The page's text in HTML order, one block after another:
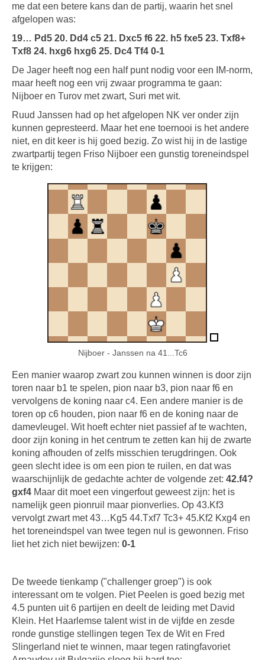
me dat een betere kans dan de partij, waarin het snel
afgelopen was:
19… Pd5 20. Dd4 c5 21. Dxc5 f6 22. h5 fxe5 23. Txf8+
Txf8 24. hxg6 hxg6 25. Dc4 Tf4 0-1
De Jager heeft nog een half punt nodig voor een IM-norm,
maar heeft nog een vrij zwaar programma te gaan:
Nijboer en Turov met zwart, Suri met wit.
Ruud Janssen had op het afgelopen NK ver onder zijn
kunnen gepresteerd. Maar het ene toernooi is het andere
niet, en dit keer is hij goed bezig. Zo wist hij in de lastige
zwartpartij tegen Friso Nijboer een gunstig toreneindspel
te krijgen:
Nijboer - Janssen na 41...Tc6
Een manier waarop zwart zou kunnen winnen is door zijn
toren naar b1 te spelen, pion naar b3, pion naar f6 en
vervolgens de koning naar c4. Een andere manier is de
toren op c6 houden, pion naar f6 en de koning naar de
damevleugel. Wit hoeft echter niet passief af te wachten,
door zijn koning in het centrum te zetten kan hij de zwarte
koning afhouden of zelfs misschien terugdringen. Ook
geen slecht idee is om een pion te ruilen, en dat was
waarschijnlijk de gedachte achter de volgende zet: 42.f4?
gxf4 Maar dit moet een vingerfout geweest zijn: het is
namelijk geen pionruil maar pionverlies. Op 43.Kf3
vervolgt zwart met 43…Kg5 44.Txf7 Tc3+ 45.Kf2 Kxg4 en
het toreneindspel van twee tegen nul is gewonnen. Friso
liet het zich niet bewijzen: 0-1
De tweede tienkamp ("challenger groep") is ook
interessant om te volgen. Piet Peelen is goed bezig met
4.5 punten uit 6 partijen en deelt de leiding met David
Klein. Het Haarlemse talent wist in de vijfde en zesde
ronde gunstige stellingen tegen Tex de Wit en Fred
Slingerland niet te winnen, maar tegen ratingfavoriet